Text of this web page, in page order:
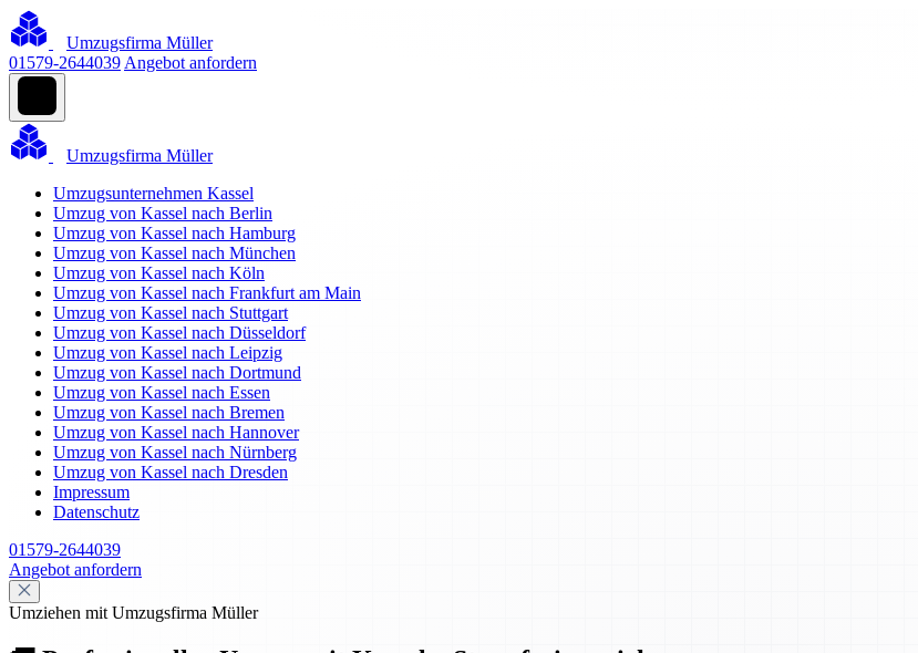
Umzugsfirma Müller
01579-2644039 Angebot anfordern
Umzugsfirma Müller
Umzugsunternehmen Kassel
Umzug von Kassel nach Berlin
Umzug von Kassel nach Hamburg
Umzug von Kassel nach München
Umzug von Kassel nach Köln
Umzug von Kassel nach Frankfurt am Main
Umzug von Kassel nach Stuttgart
Umzug von Kassel nach Düsseldorf
Umzug von Kassel nach Leipzig
Umzug von Kassel nach Dortmund
Umzug von Kassel nach Essen
Umzug von Kassel nach Bremen
Umzug von Kassel nach Hannover
Umzug von Kassel nach Nürnberg
Umzug von Kassel nach Dresden
Impressum
Datenschutz
01579-2644039
Angebot anfordern
Umziehen mit Umzugsfirma Müller